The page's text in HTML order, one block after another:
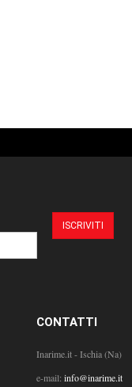
CONTATTI
Inarime.it - Ischia (Na)
e-mail: info@inarime.it